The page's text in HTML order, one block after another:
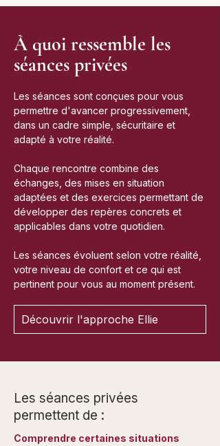
À quoi ressemble les
séances privées
Les séances sont conçues pour vous
permettre d'avancer progressivement,
dans un cadre simple, sécuritaire et
adapté à votre réalité.
Chaque rencontre combine des
échanges, des mises en situation
adaptées et des exercices permettant de
développer des repères concrets et
applicables dans votre quotidien.
Les séances évoluent selon votre réalité,
votre niveau de confort et ce qui est
pertinent pour vous au moment présent.
Découvrir l'approche Ellie
Les séances privées
permettent de :
Comprendre certaines situations